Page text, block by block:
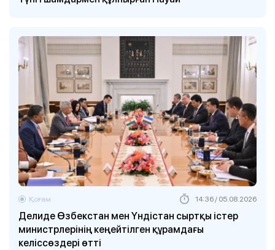
Делиде Өзбекстан мен Үндістан сыртқы істер
министрлерінің кеңейтілген құрамдағы
келіссөздері өтті
Қоғам 14:36 / 05.08.2026